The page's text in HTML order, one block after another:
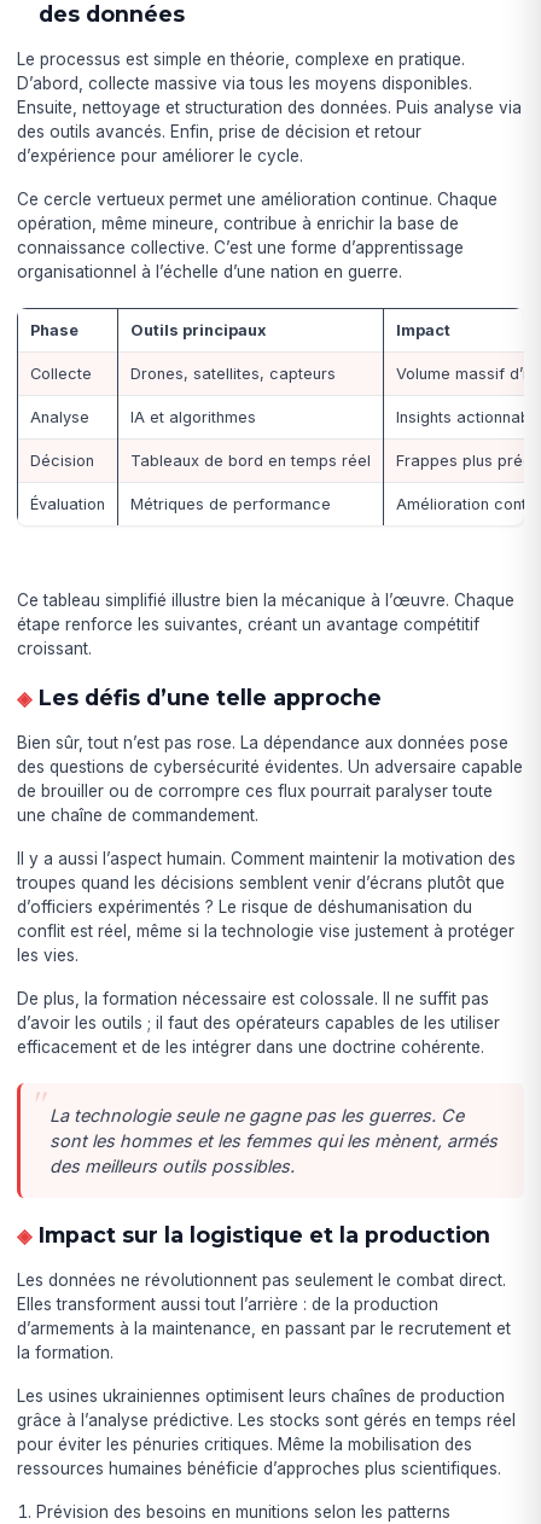
des données
Le processus est simple en théorie, complexe en pratique.
D’abord, collecte massive via tous les moyens disponibles.
Ensuite, nettoyage et structuration des données. Puis analyse via
des outils avancés. Enfin, prise de décision et retour
d’expérience pour améliorer le cycle.
Ce cercle vertueux permet une amélioration continue. Chaque
opération, même mineure, contribue à enrichir la base de
connaissance collective. C’est une forme d’apprentissage
organisationnel à l’échelle d’une nation en guerre.
Phase Outils principaux Impact
Collecte Drones, satellites, capteurs Volume massif
Analyse IA et algorithmes Insights
Décision Tableaux de bord en temps réel Frappes plus
Évaluation Métriques de performance Amélioration
Ce tableau simplifié illustre bien la mécanique à l’œuvre. Chaque
étape renforce les suivantes, créant un avantage compétitif
croissant.
Les défis d’une telle approche
Bien sûr, tout n’est pas rose. La dépendance aux données pose
des questions de cybersécurité évidentes. Un adversaire capable
de brouiller ou de corrompre ces flux pourrait paralyser toute
une chaîne de commandement.
Il y a aussi l’aspect humain. Comment maintenir la motivation des
troupes quand les décisions semblent venir d’écrans plutôt que
d’officiers expérimentés ? Le risque de déshumanisation du
conflit est réel, même si la technologie vise justement à protéger
les vies.
De plus, la formation nécessaire est colossale. Il ne suffit pas
d’avoir les outils ; il faut des opérateurs capables de les utiliser
efficacement et de les intégrer dans une doctrine cohérente.
La technologie seule ne gagne pas les guerres. Ce
sont les hommes et les femmes qui les mènent, armés
des meilleurs outils possibles.
Impact sur la logistique et la production
Les données ne révolutionnent pas seulement le combat direct.
Elles transforment aussi tout l’arrière : de la production
d’armements à la maintenance, en passant par le recrutement et
la formation.
Les usines ukrainiennes optimisent leurs chaînes de production
grâce à l’analyse prédictive. Les stocks sont gérés en temps réel
pour éviter les pénuries critiques. Même la mobilisation des
ressources humaines bénéficie d’approches plus scientifiques.
Prévision des besoins en munitions selon les patterns